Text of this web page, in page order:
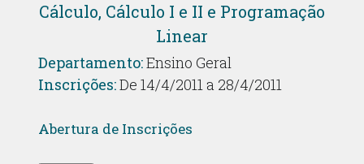
Cálculo, Cálculo I e II e Programação
Linear
Departamento:Ensino Geral
Inscrições:De 14/4/2011 a 28/4/2011
Abertura de Inscrições